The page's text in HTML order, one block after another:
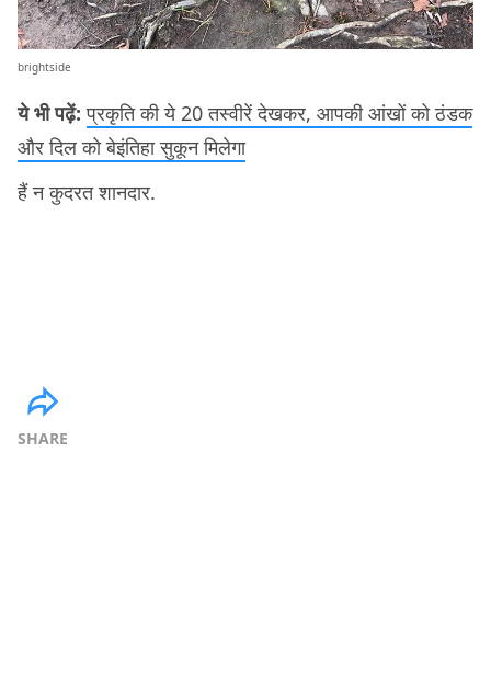
brightside
ये भी पढ़ें:प्रकृति की ये 20 तस्वीरें देखकर, आपकी आंखों को ठंडक
और दिल को बेइंतिहा सुकून मिलेगा
हैं न कुदरत शानदार.
SHARE